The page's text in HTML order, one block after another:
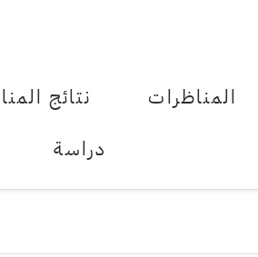
المناظرات نتائج
دراسة